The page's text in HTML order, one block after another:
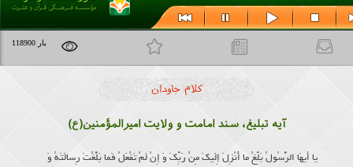
118900 بار
کلام جاودان
آیه تبلیغ، سند امامت و ولایت امیرالمؤمنین(ع)
یا أَیهَا الرَّسُولُ بَلِّغْ ما أُنْزِلَ إِلَیكَ مِنْ رَبِّكَ وَ إِنْ لَمْ تَفْعَلْ فَما بَلَّغْتَ رِسالَتَهُ وَ